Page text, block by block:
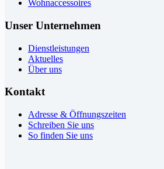
Wohnaccessoires
Unser Unternehmen
Dienstleistungen
Aktuelles
Über uns
Kontakt
Adresse & Öffnungszeiten
Schreiben Sie uns
So finden Sie uns